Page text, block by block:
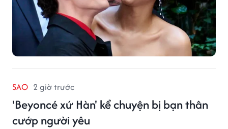
SAO 2 giờ trước
'Beyoncé xứ Hàn' kể chuyện bị bạn thân
cướp người yêu